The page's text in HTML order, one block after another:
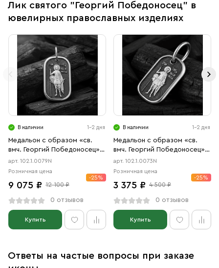
Лик святого "Георгий Победоносец" в
ювелирных православных изделиях
В наличии 1-2 дня
Медальон с образом «св.
вмч. Георгий Победоносец»
чернение
арт. 102.1.0079N
Розничная цена
9 075 ₽ 12 100 ₽
-25%
0 отзывов
Купить
В наличии 1-2 дня
Медальон с образом «св.
вмч. Георгий Победоносец»
чернение
арт. 102.1.0073N
Розничная цена
3 375 ₽ 4 500 ₽
-25%
0 отзывов
Купить
Ответы на частые вопросы при заказе